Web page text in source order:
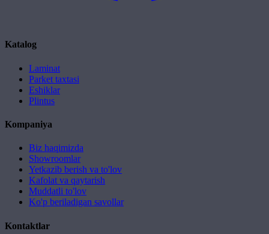
Katalog
Laminat
Parket taxtasi
Eshiklar
Plintus
Kompaniya
Biz haqimizda
Showroomlar
Yetkazib berish va to'lov
Kafolat va qaytarish
Muddatli to'lov
Ko'p beriladigan savollar
Kontaktlar